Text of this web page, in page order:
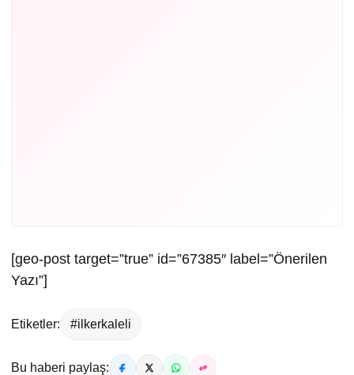
[geo-post target=”true” id=”67385″ label=”Önerilen
Yazı”]
Etiketler: #ilkerkaleli
Bu haberi paylaş: